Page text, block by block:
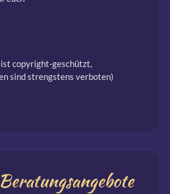
copyright-geschützt,
sind strengstens verboten)